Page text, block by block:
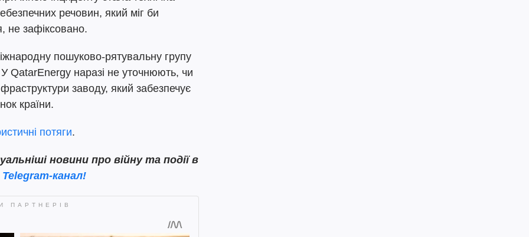
речовин, який міг би
не зафіксовано.
пошуково-рятувальну групу
У QatarEnergy наразі не уточнюють, чи
заводу, який забезпечує
країни.
потяги.
новини про війну та події в
канал!